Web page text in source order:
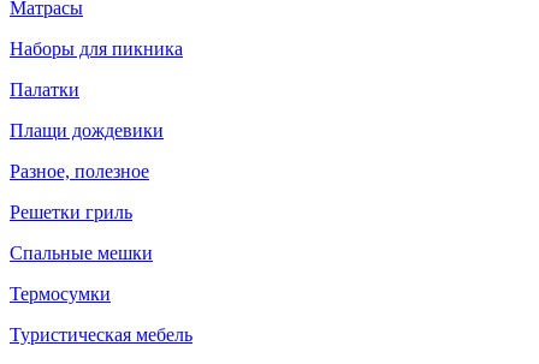
Матрасы
Наборы для пикника
Палатки
Плащи дождевики
Разное, полезное
Решетки гриль
Спальные мешки
Термосумки
Туристическая мебель